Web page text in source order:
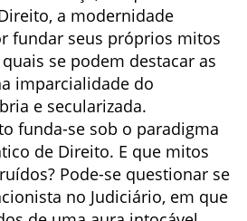
a modernidade
fundar seus próprios mitos
se podem destacar as
imparcialidade do
e secularizada.
funda-se sob o paradigma
de Direito. E que mitos
Pode-se questionar se
no Judiciário, em que